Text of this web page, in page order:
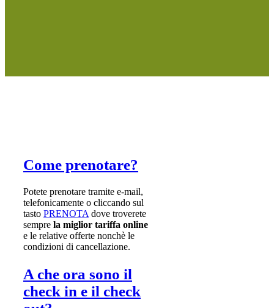
Come prenotare?
Potete prenotare tramite e-mail,
telefonicamente o cliccando sul
tasto PRENOTA dove troverete
sempre la miglior tariffa online
e le relative offerte nonchè le
condizioni di cancellazione.
A che ora sono il
check in e il check